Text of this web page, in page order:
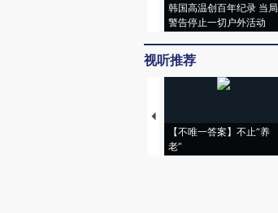
韩国高温创百年纪录 当局
警告停止一切户外活动
视听推荐
【不唯一答案】不止“养
老”